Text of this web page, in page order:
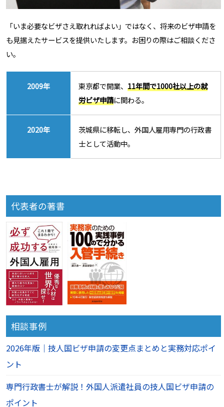
「いま必要なビザさえ取れればよい」ではなく、将来のビザ申請を
も見据えたサービスを提供いたします。お困りの際はご相談くださ
い。
2009年 東京都で開業、 11年間で1000社以上の就
労ビザ申請に関わる。
2020年
茨城県に移転し、外国人雇用専門の行政書
士として活動中。
代表者の著書
相談事例
2026年版｜技人国ビザ申請の変更点まとめと実務対応ポイ
ント
専門行政書士が解説！外国人派遣社員の技人国ビザ申請の
ポイント